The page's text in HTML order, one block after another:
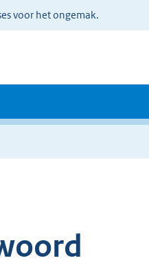
voor het ongemak.